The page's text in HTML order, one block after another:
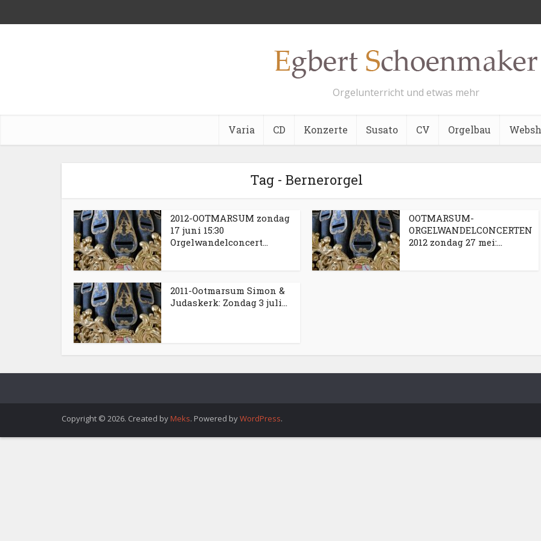
Orgelunterricht und etwas mehr
Varia CD Konzerte Susato CV Orgelbau
Tag - Bernerorgel
2012-OOTMARSUM zondag
17 juni 15:30
Orgelwandelconcert...
OOTMARSUM-
ORGELWANDELCONCERTEN
2012 zondag 27 mei:...
2011-Ootmarsum Simon &
Judaskerk: Zondag 3 juli...
Copyright © 2026. Created by Meks. Powered byWordPress.